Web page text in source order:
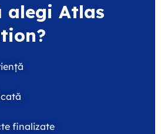
alegi Atlas
finalizate